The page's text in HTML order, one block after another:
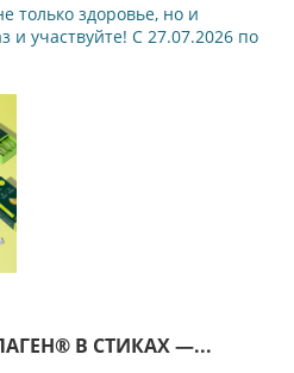
здоровье, но и
и участвуйте! С 27.07.2026 по
В СТИКАХ —...